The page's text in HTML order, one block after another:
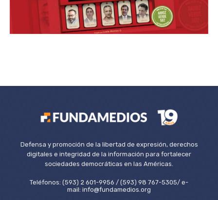
Defensa y promoción de la libertad de expresión, derechos
digitales e integridad de la información para fortalecer
sociedades democráticas en las Américas.
Teléfonos: (593) 2 601-9956 / (593) 98 767-5305/ e-
mail: info@fundamedios.org